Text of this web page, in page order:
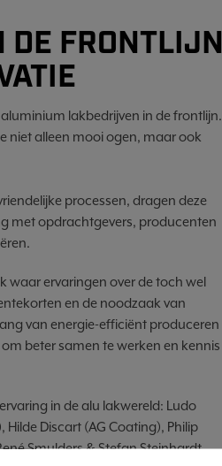
FRONTLIJN
lakbedrijven in de frontlijn.
niet alleen mooi ogen, maar ook
processen, dragen deze
met opdrachtgevers, producenten
waar ervaringen over de toch wel
en de noodzaak van
van energie-efficiënt produceren
beter samen te werken en kennis
in de alu lakwereld: Ludo
Hilde Discart (AG Coating), Philip
Smulders & Stefan Steinhardt